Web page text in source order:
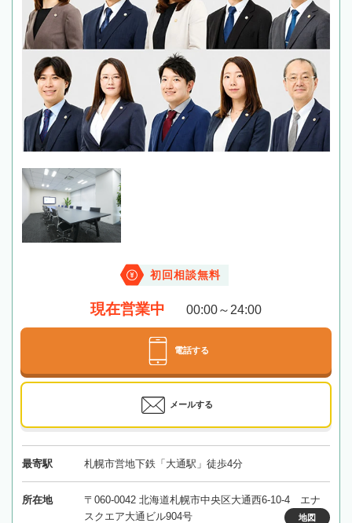
初回相談無料
現在営業中 00:00～24:00
電話する
メールする
最寄駅 札幌市営地下鉄「大通駅」徒歩4分
所在地
〒060-0042 北海道札幌市中央区大通西6-10-4 エナ
スクエア大通ビル904号
地図